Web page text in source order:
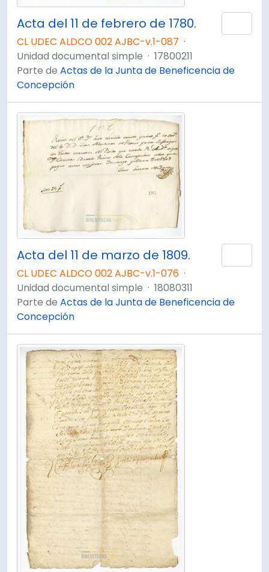
Acta del 11 de febrero de 1780.
CL UDEC ALDCO 002 AJBC-v.1-087 ·
Unidad documental simple · 17800211
Parte de Actas de la Junta de Beneficencia de
Concepción
Acta del 11 de marzo de 1809.
CL UDEC ALDCO 002 AJBC-v.1-076 ·
Unidad documental simple · 18080311
Parte de Actas de la Junta de Beneficencia de
Concepción